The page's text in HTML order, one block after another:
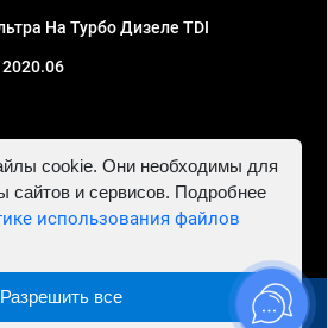
На Турбо Дизеле TDI
ИНН 781302555843,
тюнинг в Нижнем Новгороде -
cookie. Они необходимы для
сайтов и сервисов. Подробнее
использования файлов
Разрешить все